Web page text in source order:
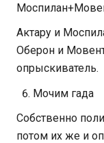
Актару и
Оберон и
опрыскиватель.
Мочим гада
Собственно
потом их же и